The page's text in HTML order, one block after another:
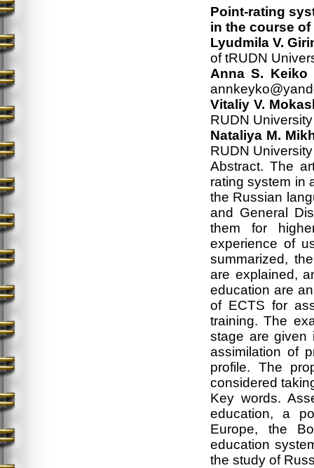
Point-rating
in the course
Lyudmila V.
of tRUDN
Anna S. Keiko
Vitaliy V.
RUDN
Nataliya M.
RUDN
Abstract. The
rating system in
the Russian
and General
them for
experience of
summarized,
are explained,
education are
of ECTS for
training. The
stage are given
assimilation of
profile. The
considered
Key words.
education, a
Europe, the
education
the study of